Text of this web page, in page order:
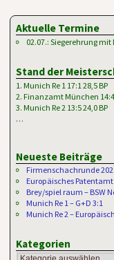
Aktuelle Termine
02.07.: Siegerehrung
Stand der
1. Munich Re 1 17:1 28,5 BP
2. Finanzamt München 14:4
3. Munich Re 2 13:5 24,0 BP
…
Neueste Beiträge
Firmenschachrunde
Europäisches
Brey/spiel raum – BSW
Munich Re 1 – G+D 3:1
Munich Re 2 –
Kategorien